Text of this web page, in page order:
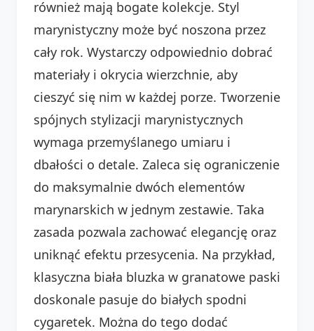
również mają bogate kolekcje. Styl
marynistyczny może być noszona przez
cały rok. Wystarczy odpowiednio dobrać
materiały i okrycia wierzchnie, aby
cieszyć się nim w każdej porze. Tworzenie
spójnych stylizacji marynistycznych
wymaga przemyślanego umiaru i
dbałości o detale. Zaleca się ograniczenie
do maksymalnie dwóch elementów
marynarskich w jednym zestawie. Taka
zasada pozwala zachować elegancję oraz
uniknąć efektu przesycenia. Na przykład,
klasyczna biała bluzka w granatowe paski
doskonale pasuje do białych spodni
cygaretek. Można do tego dodać